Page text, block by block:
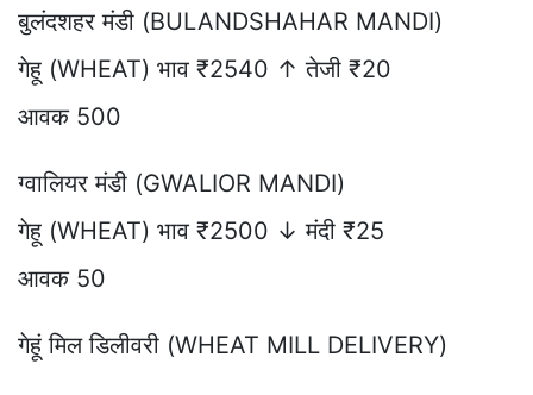
बुलंदशहर मंडी (BULANDSHAHAR MANDI)
गेहू (WHEAT) भाव ₹2540 ↑ तेजी ₹20
आवक 500
ग्वालियर मंडी (GWALIOR MANDI)
गेहू (WHEAT) भाव ₹2500 ↓ मंदी ₹25
आवक 50
गेहूं मिल डिलीवरी (WHEAT MILL DELIVERY)